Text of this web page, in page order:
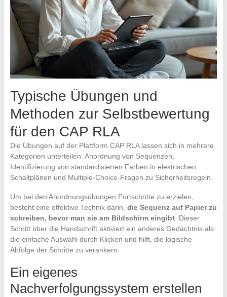
Typische Übungen und
Methoden zur Selbstbewertung
für den CAP RLA
Die Übungen auf der Plattform CAP RLA lassen sich in mehrere
Kategorien unterteilen: Anordnung von Sequenzen,
Identifizierung von standardisierten Farben in elektrischen
Schaltplänen und Multiple-Choice-Fragen zu Sicherheitsregeln.
Um bei den Anordnungsübungen Fortschritte zu erzielen,
besteht eine effektive Technik darin, die Sequenz auf Papier zu
schreiben, bevor man sie am Bildschirm eingibt. Dieser
Schritt über die Handschrift aktiviert ein anderes Gedächtnis als
die einfache Auswahl durch Klicken und hilft, die logische
Abfolge der Schritte zu verankern.
Ein eigenes
Nachverfolgungssystem erstellen